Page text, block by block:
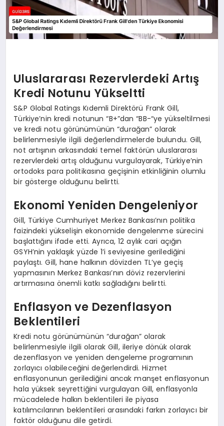
Uluslararası Rezervlerdeki Artış
Kredi Notunu Yükseltti
S&P Global Ratings Kıdemli Direktörü Frank Gill,
Türkiye’nin kredi notunun “B+”dan “BB-“ye yükseltilmesi
ve kredi notu görünümünün “durağan” olarak
belirlenmesiyle ilgili değerlendirmelerde bulundu. Gill,
not artışının arkasındaki temel faktörün uluslararası
rezervlerdeki artış olduğunu vurgulayarak, Türkiye’nin
ortodoks para politikasına geçişinin etkinliğinin olumlu
bir gösterge olduğunu belirtti.
Ekonomi Yeniden Dengeleniyor
Gill, Türkiye Cumhuriyet Merkez Bankası’nın politika
faizindeki yükselişin ekonomide dengelenme sürecini
başlattığını ifade etti. Ayrıca, 12 aylık cari açığın
GSYH’nin yaklaşık yüzde 1’i seviyesine gerilediğini
paylaştı. Gill, hane halkının dövizden TL’ye geçiş
yapmasının Merkez Bankası’nın döviz rezervlerini
artırmasına önemli katkı sağladığını belirtti.
Enflasyon ve Dezenflasyon
Beklentileri
Kredi notu görünümünün “durağan” olarak
belirlenmesiyle ilgili olarak Gill, ileriye dönük olarak
dezenflasyon ve yeniden dengeleme programının
zorlayıcı olabileceğini değerlendirdi. Hizmet
enflasyonunun gerilediğini ancak manşet enflasyonun
hala yüksek seyrettiğini vurgulayan Gill, enflasyonla
mücadelede halkın beklentileri ile piyasa
katılımcılarının beklentileri arasındaki farkın zorlayıcı bir
faktör olduğunu dile getirdi.